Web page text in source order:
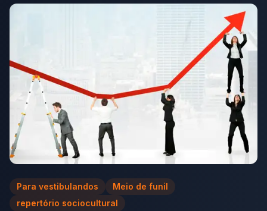
Para vestibulandos
Meio de funil
repertório sociocultural